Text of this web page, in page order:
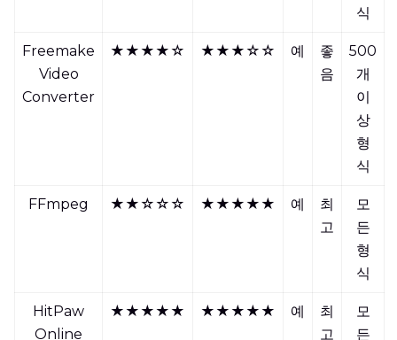
식
Freemake
Video
Converter
★★★★☆ ★★★☆☆ 예
좋
음
500
개
이
상
형
식
FFmpeg ★★☆☆☆ ★★★★★ 예
최
고
모
든
형
식
HitPaw
Online
★★★★★ ★★★★★ 예
최
고
모
든